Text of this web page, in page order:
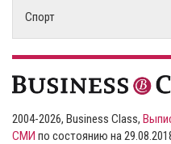
Спорт
2004-2026, Business Class,
СМИ по состоянию на